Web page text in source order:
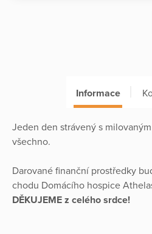
Informace
Jeden den strávený s
všechno.
Darované finanční prostředky
chodu Domácího hospice
DĚKUJEME z celého srdce!